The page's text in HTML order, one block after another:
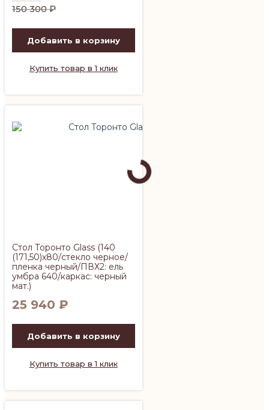
150 300₽
Первоначальная
составляла
150
300 ₽.
Текущая
100
210 ₽.
Добавить в корзину
Купить товар в 1 клик
Стол Торонто Glass (140
(171,50)х80/стекло черное/
пленка черный/ПВХ2: ель
умбра 640/каркас: черный
мат.)
25 940 ₽
Добавить в корзину
Купить товар в 1 клик